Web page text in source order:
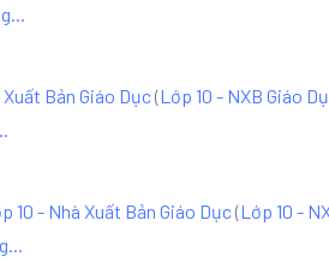
Bản Giáo Dục(Lớp 10 - NXB Giáo
10 - Nhà Xuất Bản Giáo Dục(Lớp 10 -